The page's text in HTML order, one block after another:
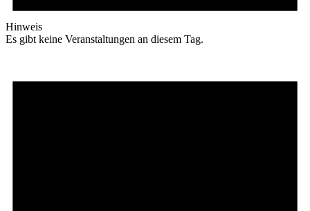
Hinweis
Es gibt keine Veranstaltungen an diesem Tag.